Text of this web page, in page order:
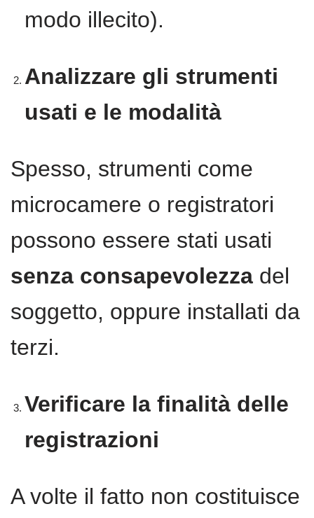
modo illecito).
Analizzare gli strumenti
usati e le modalità
Spesso, strumenti come
microcamere o registratori
possono essere stati usati
senza consapevolezza del
soggetto, oppure installati da
terzi.
Verificare la finalità delle
registrazioni
A volte il fatto non costituisce